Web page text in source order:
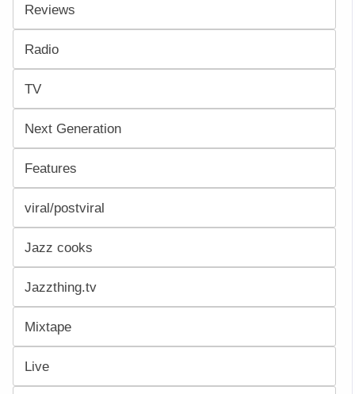
Reviews
Radio
TV
Next Generation
Features
viral/postviral
Jazz cooks
Jazzthing.tv
Mixtape
Live